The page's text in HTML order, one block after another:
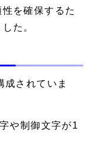
を確保するた
た。
成されていま
や制御文字が1